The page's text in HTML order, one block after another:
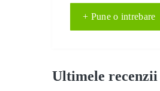
+ Pune o intrebare
Ultimele recenzii